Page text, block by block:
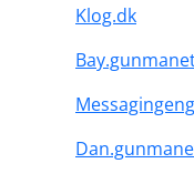
Klog.dk